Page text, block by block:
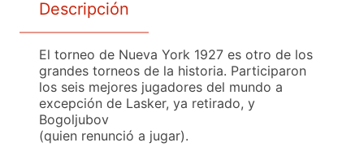
Descripción
El torneo de Nueva York 1927 es otro de los
grandes torneos de la historia. Participaron
los seis mejores jugadores del mundo a
excepción de Lasker, ya retirado, y
Bogoljubov
(quien renunció a jugar).